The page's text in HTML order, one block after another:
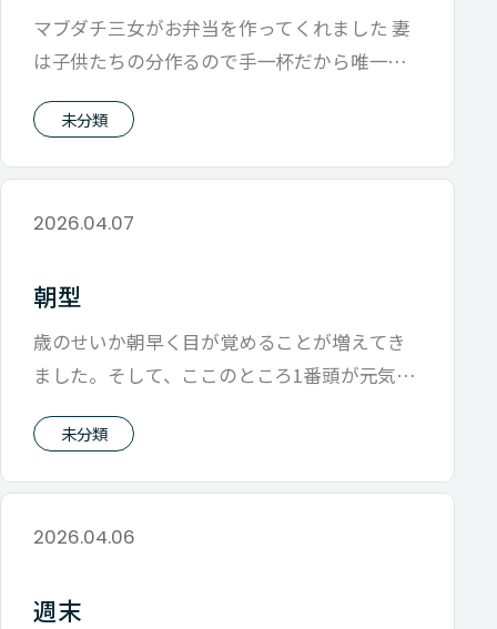
マブダチ三女がお弁当を作ってくれました 妻
は子供たちの分作るので手一杯だから唯一ス
未分類
2026.04.07
朝型
歳のせいか朝早く目が覚めることが増えてき
ました。そして、ここのところ1番頭が元気な
未分類
2026.04.06
週末